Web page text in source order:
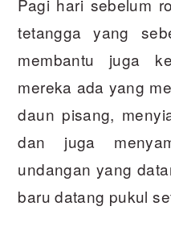
Pagi hari sebelum
tetangga yang
membantu juga
mereka ada yang
daun pisang,
dan juga
undangan yang
baru datang pukul